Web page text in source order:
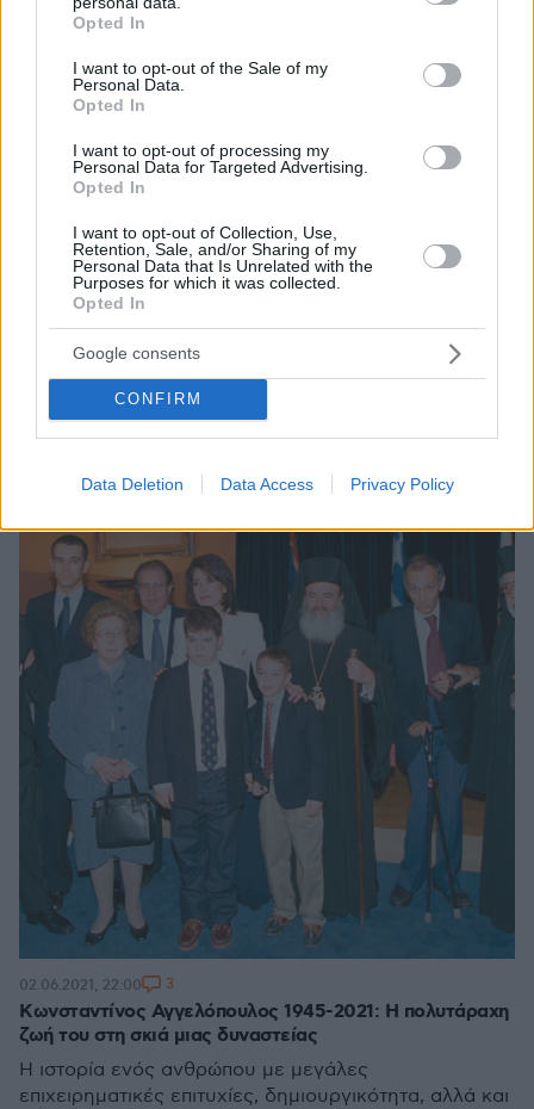
grant or deny consent to Google and its third-party tags to
use your data for below specified purposes in below Google
consent section.
Opted In
I want to opt-out of the Sale of my
Personal Data.
Opted In
I want to opt-out of processing my
Personal Data for Targeted Advertising.
Opted In
I want to opt-out of Collection, Use,
Retention, Sale, and/or Sharing of my
Personal Data that Is Unrelated with the
Purposes for which it was collected.
Opted In
Google consents
CONFIRM
Data Deletion Data Access Privacy Policy
H ιστορία της Δώρας Χρυσικού: Ο αφορισμός στα 14, η
μάχη με τον καρκίνο και η «Γη της Ελιάς»
Η πορεία της ηθοποιού στο χώρο της υποκριτικής
ξεκίνησε πριν από πολλά χρόνια με τον πιο…
ανορθόδοξο τρόπο
06.12.2021, 11:26 3
Κωνσταντίνος Αγγελόπουλος 1945-2021: Η πολυτάραχη
ζωή του στη σκιά μιας δυναστείας
Η ιστορία ενός ανθρώπου με μεγάλες
επιχειρηματικές επιτυχίες, δημιουργικότητα, αλλά και
02.06.2021, 22:00 3